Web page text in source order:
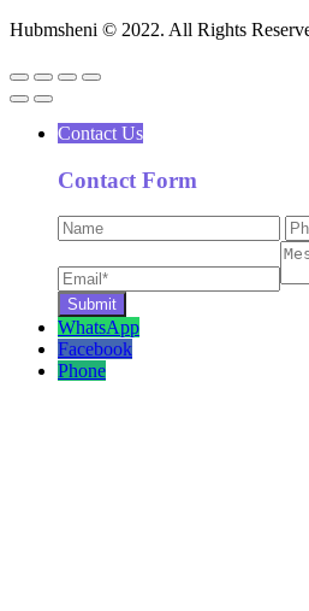
Hubmsheni © 2022. All Rights
Contact Us
Contact Form
WhatsApp
Facebook
Phone